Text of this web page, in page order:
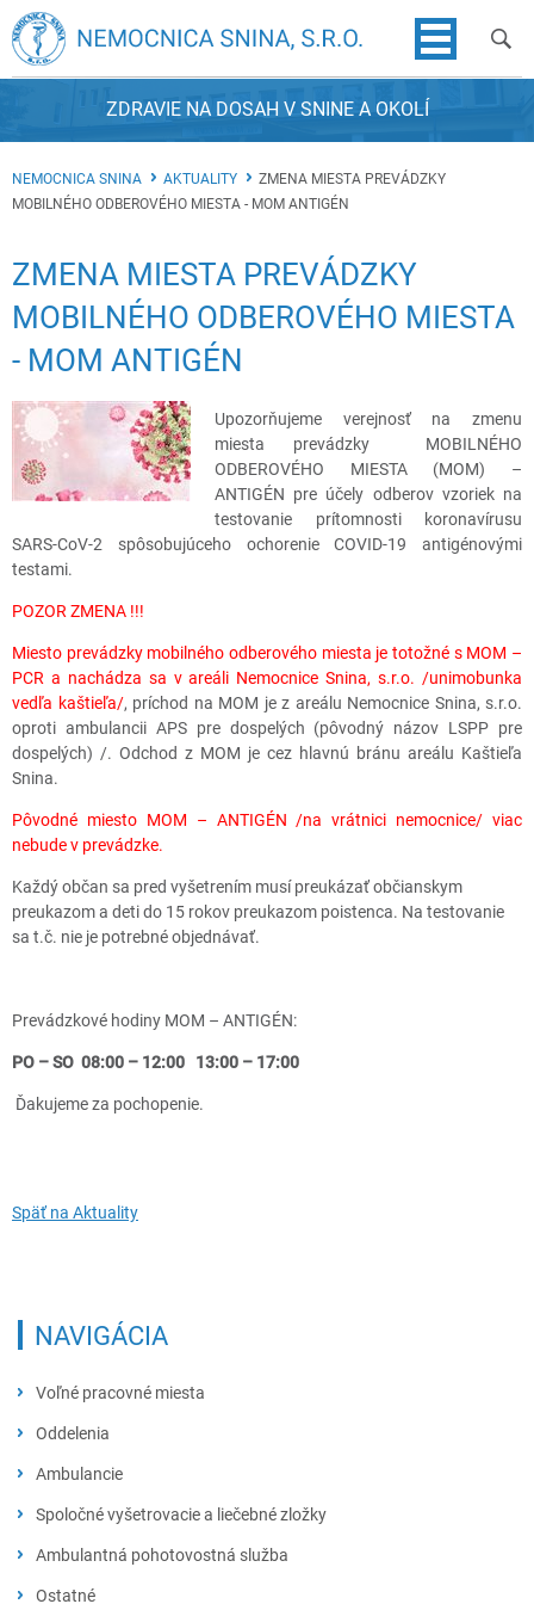
ZDRAVIE NA DOSAH V SNINE A OKOLÍ
NEMOCNICA SNINA AKTUALITY
ZMENA MIESTA PREVÁDZKY
MOBILNÉHO ODBEROVÉHO MIESTA - MOM ANTIGÉN
ZMENA MIESTA PREVÁDZKY
MOBILNÉHO ODBEROVÉHO MIESTA
- MOM ANTIGÉN
Upozorňujeme verejnosť na zmenu
miesta prevádzky MOBILNÉHO
ODBEROVÉHO MIESTA (MOM) –
ANTIGÉN pre účely odberov vzoriek na
testovanie prítomnosti koronavírusu
SARS-CoV-2 spôsobujúceho ochorenie COVID-19 antigénovými
testami.
POZOR ZMENA !!!
Miesto prevádzky mobilného odberového miesta je totožné s MOM –
PCR a nachádza sa v areáli Nemocnice Snina, s.r.o. /unimobunka
vedľa kaštieľa/, príchod na MOM je z areálu Nemocnice Snina, s.r.o.
oproti ambulancii APS pre dospelých (pôvodný názov LSPP pre
dospelých) /. Odchod z MOM je cez hlavnú bránu areálu Kaštieľa
Snina.
Pôvodné miesto MOM – ANTIGÉN /na vrátnici nemocnice/ viac
nebude v prevádzke.
Každý občan sa pred vyšetrením musí preukázať občianskym
preukazom a deti do 15 rokov preukazom poistenca. Na testovanie
sa t.č. nie je potrebné objednávať.
Prevádzkové hodiny MOM – ANTIGÉN:
PO – SO 08:00 – 12:00 13:00 – 17:00
Ďakujeme za pochopenie.
Späť na Aktuality
NAVIGÁCIA
Voľné pracovné miesta
Oddelenia
Chirurgicko-traumatologické oddelenie
Gynekologicko-pôrodnícke oddelenie
Novorodenecké oddelenie
Detské oddelenie
Ambulancie
Neurologická ambulancia
Ambulanica diabetológie a porúch látkovej výmeny
Ambulancia úrazovej chirurgie
Spoločné vyšetrovacie a liečebné zložky
Rádiodiagnostické oddelenie
Fyziatricko-rehabilitačné oddelenie
Ambulantná pohotovostná služba
APS pre dospelých
Ostatné